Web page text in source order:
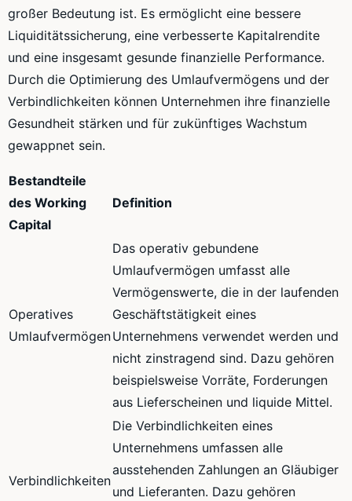
großer Bedeutung ist. Es ermöglicht eine bessere
Liquiditätssicherung, eine verbesserte Kapitalrendite
und eine insgesamt gesunde finanzielle Performance.
Durch die Optimierung des Umlaufvermögens und der
Verbindlichkeiten können Unternehmen ihre finanzielle
Gesundheit stärken und für zukünftiges Wachstum
gewappnet sein.
Bestandteile
des Working
Capital
Definition
Operatives
Umlaufvermögen
Das operativ gebundene
Umlaufvermögen umfasst alle
Vermögenswerte, die in der laufenden
Geschäftstätigkeit eines
Unternehmens verwendet werden und
nicht zinstragend sind. Dazu gehören
beispielsweise Vorräte, Forderungen
aus Lieferscheinen und liquide Mittel.
Verbindlichkeiten
Die Verbindlichkeiten eines
Unternehmens umfassen alle
ausstehenden Zahlungen an Gläubiger
und Lieferanten. Dazu gehören